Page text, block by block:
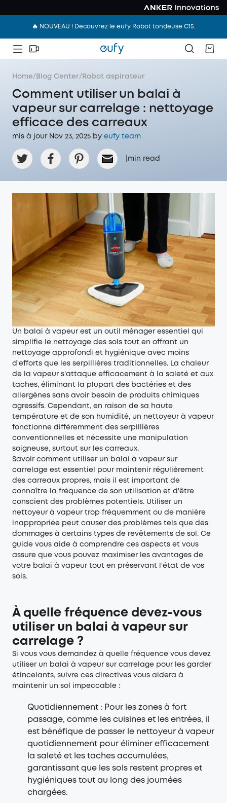
🔥 NOUVEAU ! Découvrez le eufy Robot tondeuse C15.
Home/ Blog Center/ Robot aspirateur
Comment utiliser un balai à
vapeur sur carrelage : nettoyage
efficace des carreaux
mis à jour Nov 23, 2025 by eufy team
min read
Un balai à vapeur est un outil ménager essentiel qui
simplifie le nettoyage des sols tout en offrant un
nettoyage approfondi et hygiénique avec moins
d'efforts que les serpillières traditionnelles. La chaleur
de la vapeur s'attaque efficacement à la saleté et aux
taches, éliminant la plupart des bactéries et des
allergènes sans avoir besoin de produits chimiques
agressifs. Cependant, en raison de sa haute
température et de son humidité, un nettoyeur à vapeur
fonctionne différemment des serpillières
conventionnelles et nécessite une manipulation
soigneuse, surtout sur les carreaux.
Savoir comment utiliser un balai à vapeur sur
carrelage est essentiel pour maintenir régulièrement
des carreaux propres, mais il est important de
connaître la fréquence de son utilisation et d'être
conscient des problèmes potentiels. Utiliser un
nettoyeur à vapeur trop fréquemment ou de manière
inappropriée peut causer des problèmes tels que des
dommages à certains types de revêtements de sol. Ce
guide vous aide à comprendre ces aspects et vous
assure que vous pouvez maximiser les avantages de
votre balai à vapeur tout en préservant l'état de vos
sols.
À quelle fréquence devez-vous
utiliser un balai à vapeur sur
carrelage ?
Si vous vous demandez à quelle fréquence vous devez
utiliser un balai à vapeur sur carrelage pour les garder
étincelants, suivre ces directives vous aidera à
maintenir un sol impeccable :
Quotidiennement : Pour les zones à fort
passage, comme les cuisines et les entrées, il
est bénéfique de passer le nettoyeur à vapeur
quotidiennement pour éliminer efficacement
la saleté et les taches accumulées,
garantissant que les sols restent propres et
hygiéniques tout au long des journées
chargées.